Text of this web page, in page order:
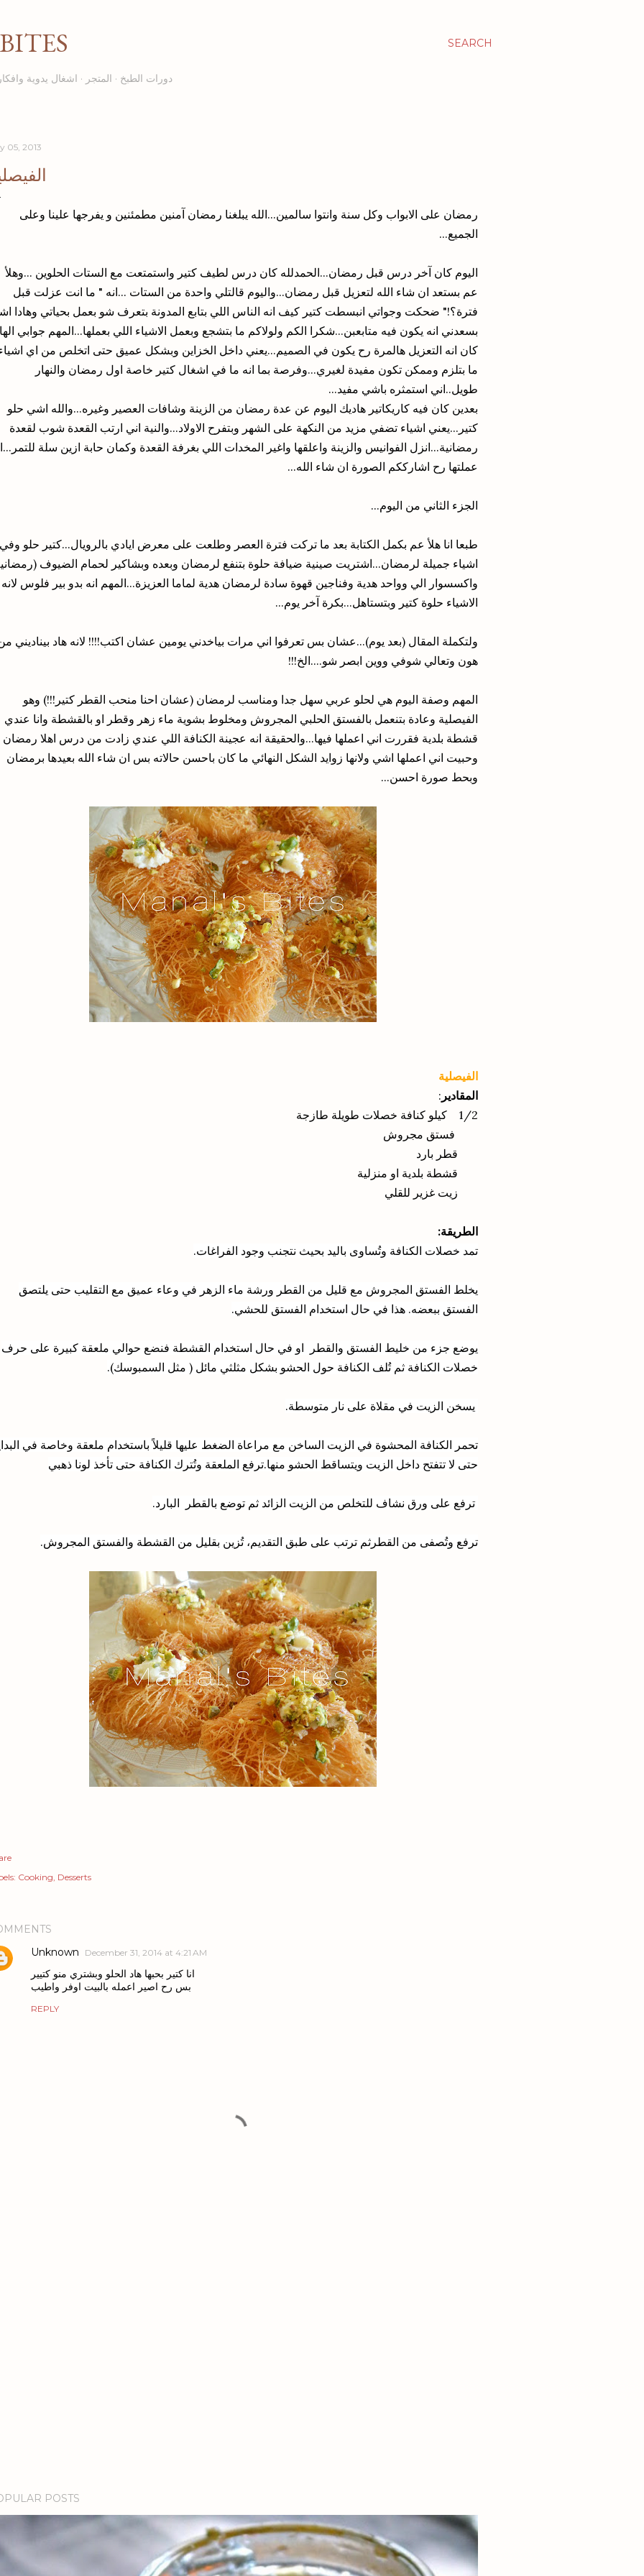
SEARCH
اشغال يدوية المتجر دورات الطبخ
05, 2013
رمضان على الابواب وكل سنة وانتوا سالمين...الله يبلغنا رمضان آمنين مطمئنين و يفرجها علينا وعلى
الجميع...
اليوم كان آخر درس قبل رمضان...الحمدلله كان درس لطيف كتير واستمتعت مع الستات الحلوين ...وهلأ
عم بستعد ان شاء الله لتعزيل قبل رمضان...واليوم قالتلي واحدة من الستات ...انه " ما انت عزلت قبل
فترة؟!" ضحكت وجواتي انبسطت كتير كيف انه الناس اللي بتابع المدونة بتعرف شو بعمل بحياتي وهادا
بسعدني انه يكون فيه متابعبن...شكرا الكم ولولاكم ما بتشجع وبعمل الاشياء اللي بعملها...المهم جوابي الها
كان انه التعزيل هالمرة رح يكون في الصميم...يعني داخل الخزاين وبشكل عميق حتى اتخلص من اي
ما بتلزم وممكن تكون مفيدة لغيري...وفرصة بما انه ما في اشغال كتير خاصة اول رمضان والنهار
طويل..اني استمثره باشي مفيد...
بعدين كان فيه كاريكاتير هاديك اليوم عن عدة رمضان من الزينة وشافات العصير وغيره...والله اشي حلو
كتير...يعني اشياء تضفي مزيد من النكهة على الشهر وبتفرح الاولاد...والنية اني ارتب القعدة شوب لقعدة
رمضانية...انزل الفوانيس والزينة واعلقها واغير المخدات اللي بغرفة القعدة وكمان حابة ازين سلة
عملتها رح اشارككم الصورة ان شاء الله...
الجزء الثاني من اليوم...
طبعا انا هلأ عم بكمل الكتابة بعد ما تركت فترة العصر وطلعت على معرض ايادي بالرويال...كتير حلو وفي
اشياء جميلة لرمضان...اشتريت صينية ضيافة حلوة بتنفع لرمضان وبعده وبشاكير لحمام الضيوف
واكسسوار الي وواحد هدية وفناجين قهوة سادة لرمضان هدية لماما العزيزة...المهم انه بدو بير فلوس لانه
الاشياء حلوة كتير وبتستاهل...بكرة آخر يوم...
ولتكملة المقال (بعد يوم)...عشان بس تعرفوا اني مرات بياخدني يومين عشان اكتب!!!! لانه هاد بيناديني
هون وتعالي شوفي ووين ابصر شو....الخ!!!
المهم وصفة اليوم هي لحلو عربي سهل جدا ومناسب لرمضان (عشان احنا منحب القطر كتير!!!) وهو
الفيصلية وعادة بتنعمل بالفستق الحلبي المجروش ومخلوط بشوية ماء زهر وقطر او بالقشطة وانا عندي
قشطة بلدية فقررت اني اعملها فيها...والحقيقة انه عجينة الكنافة اللي عندي زادت من درس اهلا رمضان
وحبيت اني اعملها اشي ولانها زوايد الشكل النهائي ما كان باحسن حالاته بس ان شاء الله بعيدها برمضان
وبحط صورة احسن...
الفيصلية
المقادير :
1/2 كيلو كنافة خصلات طويلة طازجة
فستق مجروش
قطر بارد
قشطة بلدية او منزلية
زيت غزير للقلي
الطريقة:
تمد خصلات الكنافة وتُساوى باليد بحيث نتجنب وجود الفراغات.
يخلط الفستق المجروش مع قليل من القطر ورشة ماء الزهر في وعاء عميق مع التقليب حتى يلتصق
الفستق ببعضه. هذا في حال استخدام الفستق للحشي.
يوضع جزء من خليط الفستق والقطر او في حال استخدام القشطة فنضع حوالي ملعقة كبيرة على حرف
خصلات الكنافة ثم تُلف الكنافة حول الحشو بشكل مثلثي مائل ( مثل السمبوسك).
يسخن الزيت في مقلاة على نار متوسطة.
تحمر الكنافة المحشوة في الزيت الساخن مع مراعاة الضغط عليها قليلاً باستخدام ملعقة وخاصة في
حتى لا تتفتح داخل الزيت ويتساقط الحشو منها.ترفع الملعقة وتُترك الكنافة حتى تأخذ لونا ذهبي
ترفع على ورق نشاف للتخلص من الزيت الزائد ثم توضع بالقطر البارد.
ترفع وتُصفى من القطرثم ترتب على طبق التقديم، تُزين بقليل من القشطة والفستق المجروش.
Cooking Desserts
Unknown
December 31, 2014 at 4:21 AM
انا كتير بحبها هاد الحلو وبشتري منو كتيير
بس رح اصير اعمله بالبيت اوفر واطيب
REPLY
POSTS